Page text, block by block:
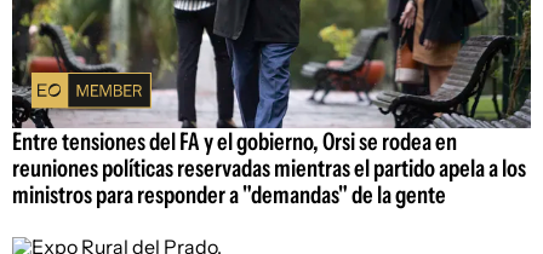
Entre tensiones del FA y el gobierno, Orsi se rodea en
reuniones políticas reservadas mientras el partido apela a los
ministros para responder a "demandas" de la gente